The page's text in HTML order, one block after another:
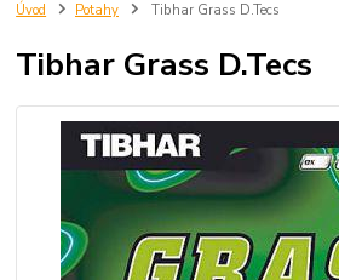
Úvod Potahy Tibhar Grass D.Tecs
Tibhar Grass D.Tecs